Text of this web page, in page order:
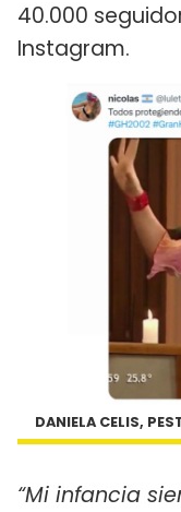
40.000
Instagram.
DANIELA CELIS,
“Mi infancia